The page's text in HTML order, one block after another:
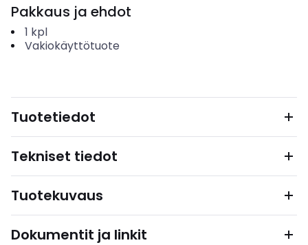
Pakkaus ja ehdot
1 kpl
Vakiokäyttötuote
Tuotetiedot
Tekniset tiedot
Tuotekuvaus
Dokumentit ja linkit